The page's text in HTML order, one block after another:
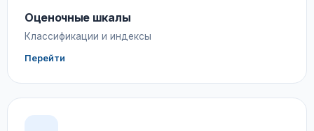
Оценочные шкалы
Классификации и индексы
Перейти